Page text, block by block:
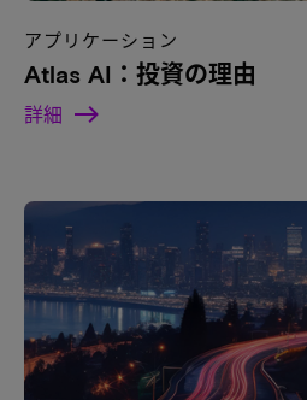
アプリケーション
Atlas AI：投資の理由
詳細